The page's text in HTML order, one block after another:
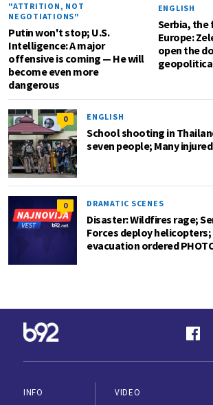
"ATTRITION, NOT
NEGOTIATIONS"
Putin won't stop; U.S.
Intelligence: A major
offensive is coming — He will
become even more
dangerous
ENGLISH
Serbia,
Europe:
open the
0 ENGLISH
School shooting in
seven people; Many injured
0 DRAMATIC SCENES
Disaster: Wildfires rage;
Forces deploy
evacuation ordered
INFO
VIDEO